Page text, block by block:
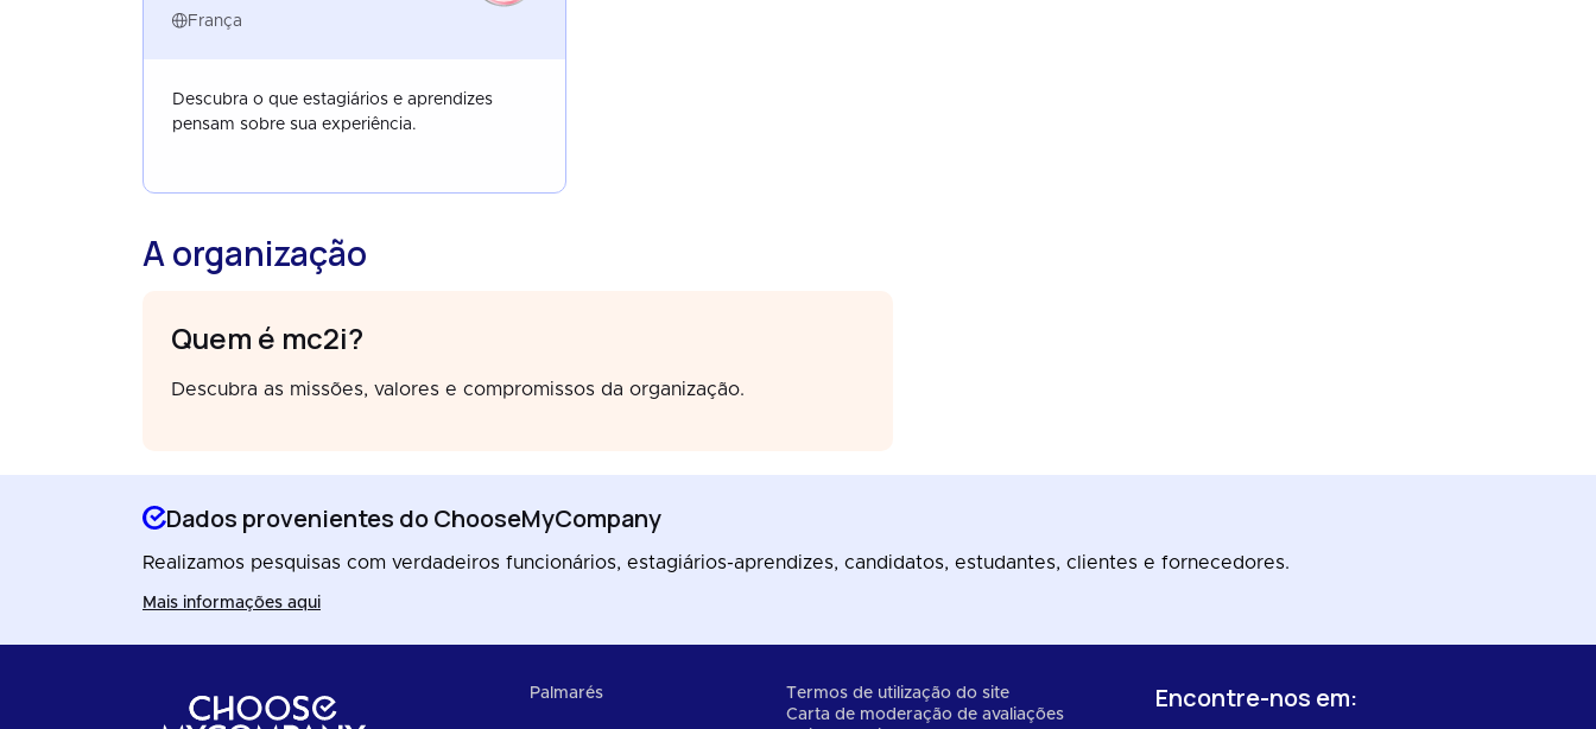
França
Descubra o que estagiários e aprendizes
pensam sobre sua experiência.
A organização
Quem é mc2i?
Descubra as missões, valores e compromissos da organização.
Dados provenientes do ChooseMyCompany
Realizamos pesquisas com verdadeiros funcionários, estagiários-aprendizes, candidatos, estudantes, clientes e fornecedores.
Mais informações aqui
Palmarés
Termos de utilização do site
Carta de moderação de avaliações
Encontre-nos em: